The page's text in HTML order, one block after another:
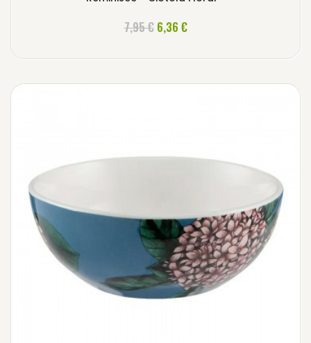
7,95 € 6,36 €
AGGIUNGI AL CARRELLO